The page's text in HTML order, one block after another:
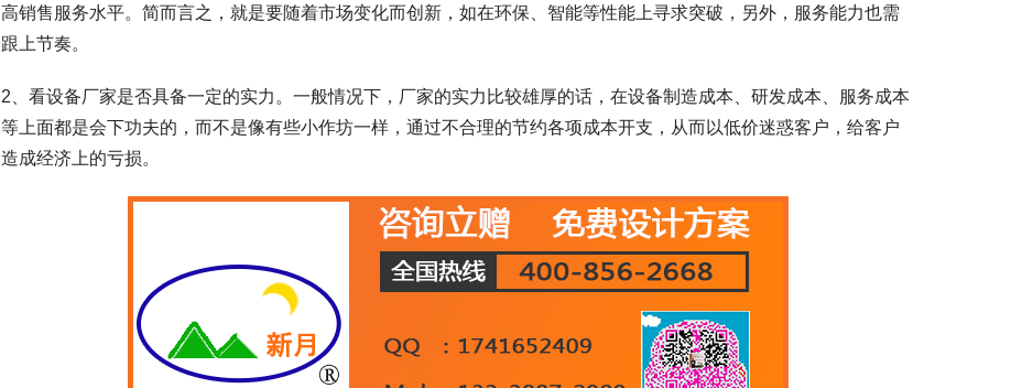
高销售服务水平。简而言之，就是要随着市场变化而创新，如在环保、智能等性能上寻求突破，另外，服务能力也需
跟上节奏。
2、看设备厂家是否具备一定的实力。一般情况下，厂家的实力比较雄厚的话，在设备制造成本、研发成本、服务成本
等上面都是会下功夫的，而不是像有些小作坊一样，通过不合理的节约各项成本开支，从而以低价迷惑客户，给客户
造成经济上的亏损。